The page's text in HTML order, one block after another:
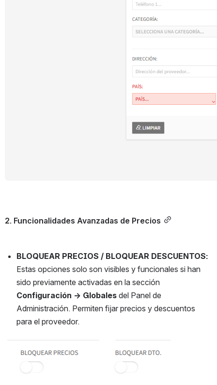
2. Funcionalidades Avanzadas de Precios
BLOQUEAR PRECIOS / BLOQUEAR DESCUENTOS:
Estas opciones solo son visibles y funcionales si han
Configuración → Globales del Panel de
Administración. Permiten fijar precios y descuentos
para el proveedor.